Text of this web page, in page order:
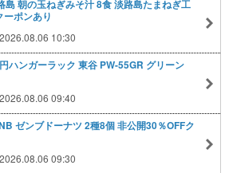
島 朝の玉ねぎみそ汁 8食 淡路島たまねぎ工
ーポンあり
2026.08.06 10:30
ハンガーラック 東谷 PW-55GR グリーン
2026.08.06 09:40
ゼンブドーナツ 2種8個 非公開30％OFFク
2026.08.06 09:30